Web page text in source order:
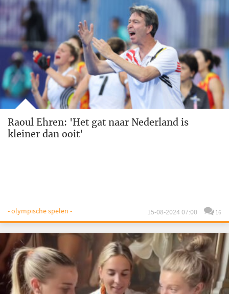
Raoul Ehren: 'Het gat naar Nederland is
kleiner dan ooit'
- olympische spelen - 15-08-2024 07:00 16